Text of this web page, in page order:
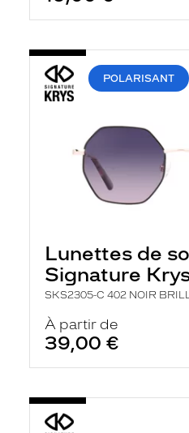
POLARISANT
Lunettes de
Signature
SKS2305-C 402 NOIR
À partir de
39,00 €